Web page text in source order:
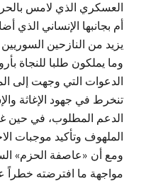
العسكري الذي لامس
أم بجانبها الإنساني الذي
يزيد من النازحين
وما يملكون طلبا للنجاة
الدعوات التي وجهت إلى
تنخرط في جهود الإغاثة
الدعم المطلوب، في حين
الملهوف وتأكيد موجبات
ومع أن «عاصفة الحزم»
مواجهة ما افترضته خطراً